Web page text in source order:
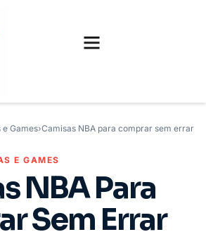
e Games›Camisas NBA para comprar sem errar
E GAMES
NBA Para
Sem Errar